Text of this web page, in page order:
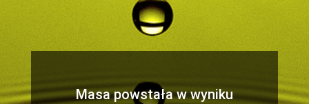
Masa powstała w wyniku